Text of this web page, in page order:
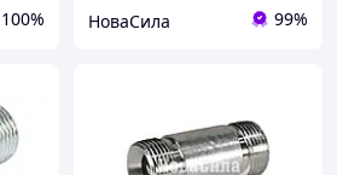
100% НоваСила 99%